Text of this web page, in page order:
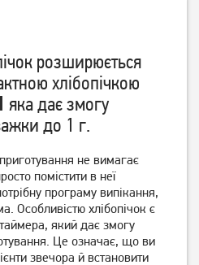
6 979грн
5 579грн
розширюється
хлібопічкою
яка дає змогу
до 1 г.
не вимагає
помістити в неї
програму випікання,
Особливістю хлібопічок є
який дає змогу
Це означає, що ви
звечора й встановити